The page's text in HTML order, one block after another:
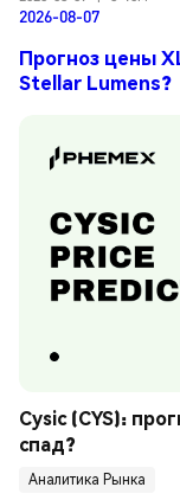
2026-08-07
Прогноз цены
Stellar Lumens?
Cysic (CYS):
спад?
Аналитика Рынка